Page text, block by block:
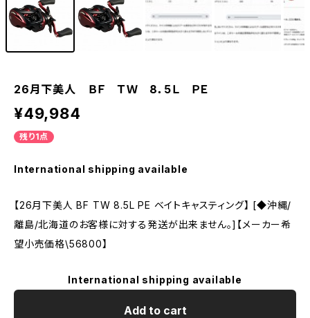
26月下美人 ＢＦ ＴＷ 8．5Ｌ ＰＥ
¥49,984
残り1点
International shipping available
【26月下美人 BF TW 8.5L PE ベイトキャスティング】 [◆沖縄/
離島/北海道のお客様に対する発送が出来ません。]【メーカー希
望小売価格\56800】
International shipping available
Add to cart